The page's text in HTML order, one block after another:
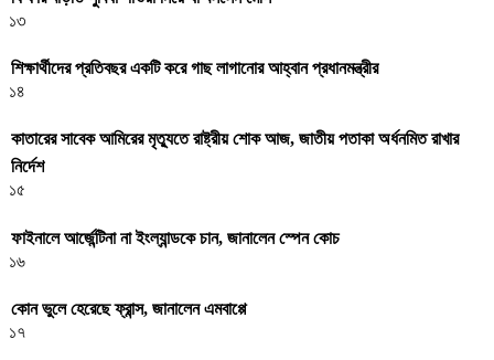
১৩
শিক্ষার্থীদের প্রতিবছর একটি করে গাছ লাগানোর আহ্বান প্রধানমন্ত্রীর
১৪
কাতারের সাবেক আমিরের মৃত্যুতে রাষ্ট্রীয় শোক আজ, জাতীয় পতাকা অর্ধনমিত রাখার
নির্দেশ
১৫
ফাইনালে আর্জেন্টিনা না ইংল্যান্ডকে চান, জানালেন স্পেন কোচ
১৬
কোন ভুলে হেরেছে ফ্রান্স, জানালেন এমবাপ্পে
১৭